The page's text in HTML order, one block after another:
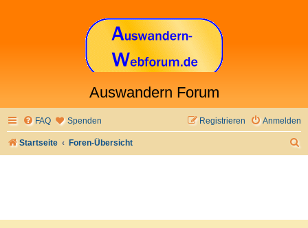
Auswandern Forum
FAQ Spenden Anmelden
Registrieren
Startseite Foren-Übersicht